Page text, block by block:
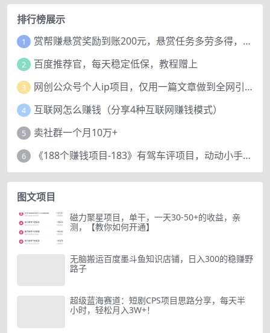
排行榜展示
1 赏帮赚悬赏奖励到账200元，悬赏任务多劳多得，人人可做。
2 百度推荐官，每天稳定低保，教程赠上
3 网创公众号个人ip项目，仅用一篇文章做到全网引流！
4 互联网怎么赚钱（分享4种互联网赚钱模式）
5 卖社群一个月10万+
6 《188个赚钱项目-183》有驾车评项目，动动小手，复制粘贴赚44元！
图文项目
磁力聚星项目，单干，一天30-50+的收益，亲
测，【教你如何开通】
无脑搬运百度墨斗鱼知识店铺，日入300的稳赚野
路子
超级蓝海赛道：短剧CPS项目思路分享，每天半
小时，轻松月入3W+！